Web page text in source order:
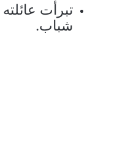
تبرأت
شباب.